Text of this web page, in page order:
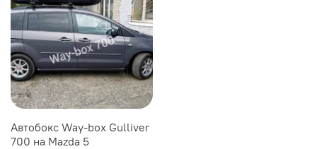
Автобокс Way-box Gulliver
700 на Mazda 5